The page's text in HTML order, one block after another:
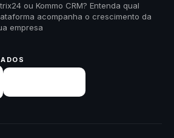
ou Kommo CRM? Entenda qual
acompanha o crescimento da
empresa